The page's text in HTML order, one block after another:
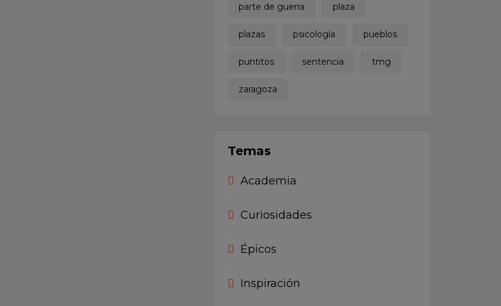
parte de guerra plaza
plazas psicología pueblos
puntitos sentencia tmg
zaragoza
Temas
Academia
Curiosidades
Épicos
Inspiración